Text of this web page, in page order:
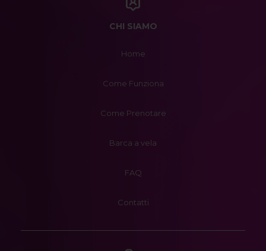
CHI SIAMO
Home
Come Funziona
Come Prenotare
Barca a vela
FAQ
Contatti